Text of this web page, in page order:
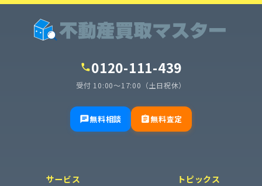
call0120-111-439
受付 10:00〜17:00（土日祝休）
chat無料相談 assignment無料査定
サービス トピックス